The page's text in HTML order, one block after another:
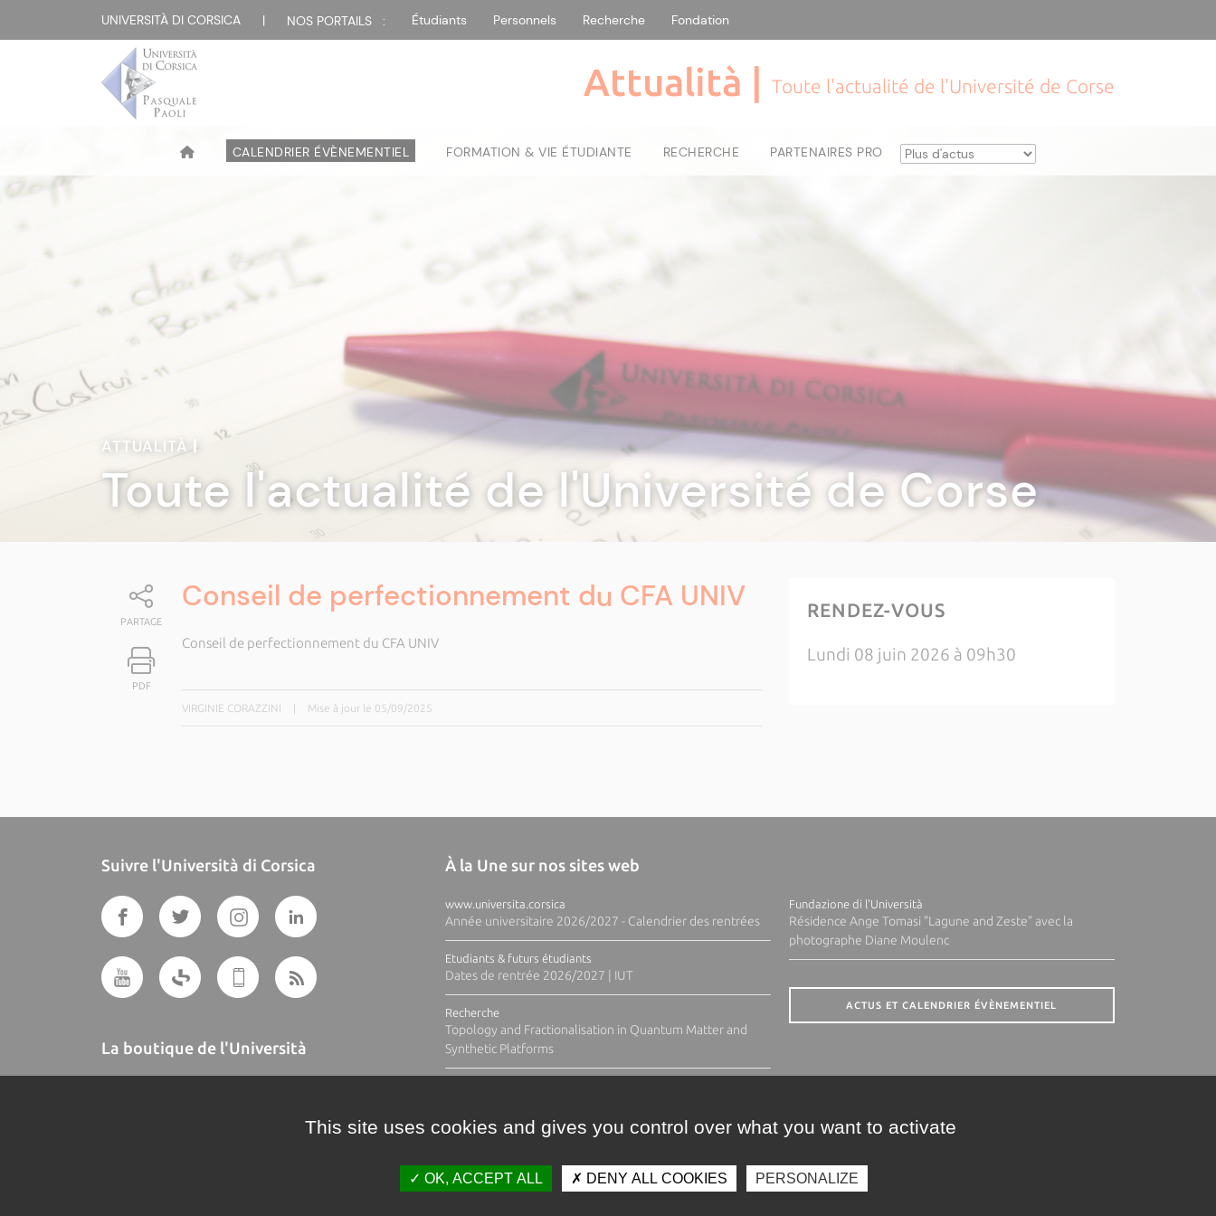
UNIVERSITÀ DI CORSICA | NOS PORTAILS : Étudiants Personnels Recherche Fondation
Attualità | Toute l'actualité de l'Université de Corse
CALENDRIER ÉVÈNEMENTIEL FORMATION & VIE ÉTUDIANTE RECHERCHE PARTENAIRES PRO
ATTUALITÀ|
Toute l'actualité de l'Université de Corse
PARTAGE
PDF
Conseil de perfectionnement du CFA UNIV
Conseil de perfectionnement du CFA UNIV
VIRGINIE CORAZZINI Mise à jour le 05/09/2025
RENDEZ-VOUS
Lundi 08 juin 2026 à 09h30
Suivre l'Università di Corsica
La boutique de l'Università
À la Une sur nos sites web
www.universita.corsica
Année universitaire 2026/2027 - Calendrier des rentrées
Etudiants & futurs étudiants
Dates de rentrée 2026/2027 | IUT
Recherche
Topology and Fractionalisation in Quantum Matter and
Synthetic Platforms
Fundazione di l'Università
Résidence Ange Tomasi "Lagune and Zeste" avec la
photographe Diane Moulenc
ACTUS ET CALENDRIER ÉVÈNEMENTIEL
This site uses cookies and gives you control over what you want to activate
OK, ACCEPT ALL DENY ALL COOKIES PERSONALIZE